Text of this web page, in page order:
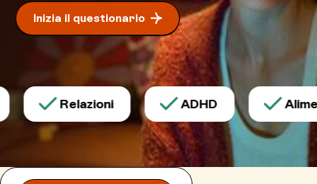
Inizia il questionario
Relazioni ADHD